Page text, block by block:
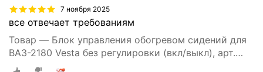
7 ноября 2025
все отвечает требованиям
Товар — Блок управления обогревом сидений для
ВАЗ-2180 Vesta без регулировки (вкл/выкл), арт.
8450031049